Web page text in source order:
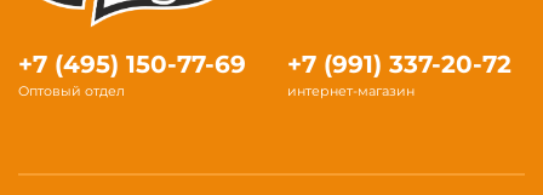
+7 (495) 150-77-69
Оптовый отдел
+7 (991) 337-20-72
интернет-магазин